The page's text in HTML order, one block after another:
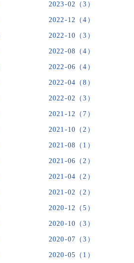
2023-02（3）
2022-12（4）
2022-10（3）
2022-08（4）
2022-06（4）
2022-04（8）
2022-02（3）
2021-12（7）
2021-10（2）
2021-08（1）
2021-06（2）
2021-04（2）
2021-02（2）
2020-12（5）
2020-10（3）
2020-07（3）
2020-05（1）